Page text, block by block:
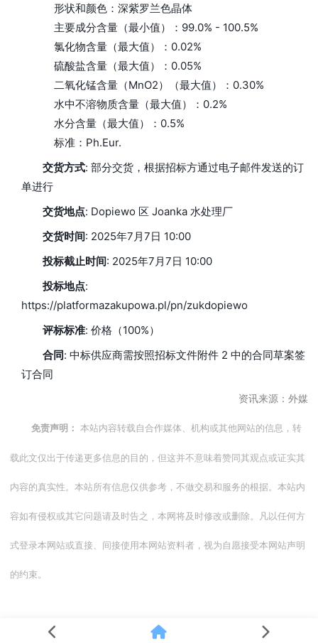
形状和颜色：深紫罗兰色晶体
主要成分含量（最小值）：99.0% - 100.5%
氯化物含量（最大值）：0.02%
硫酸盐含量（最大值）：0.05%
二氧化锰含量（MnO2）（最大值）：0.30%
水中不溶物质含量（最大值）：0.2%
水分含量（最大值）：0.5%
标准：Ph.Eur.
交货方式: 部分交货，根据招标方通过电子邮件发送的订
单进行
交货地点: Dopiewo 区 Joanka 水处理厂
交货时间: 2025年7月7日 10:00
投标截止时间: 2025年7月7日 10:00
投标地点:
https://platformazakupowa.pl/pn/zukdopiewo
评标标准: 价格（100%）
合同: 中标供应商需按照招标文件附件 2 中的合同草案签
订合同
资讯来源：外媒
免责声明： 本站内容转载自合作媒体、机构或其他网站的信息，转
载此文仅出于传递更多信息的目的，但这并不意味着赞同其观点或证实其
内容的真实性。本站所有信息仅供参考，不做交易和服务的根据。本站内
容如有侵权或其它问题请及时告之，本网将及时修改或删除。凡以任何方
式登录本网站或直接、间接使用本网站资料者，视为自愿接受本网站声明
的约束。